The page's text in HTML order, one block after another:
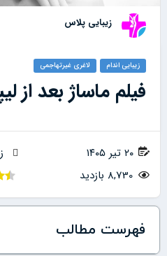
زیبایی پلاس
زیبایی اندام لاغری غیرتهاجمی
فیلم ماساژ بعد از
۲۰ تیر ۱۴۰۵
8,730 بازدید
فهرست مطالب